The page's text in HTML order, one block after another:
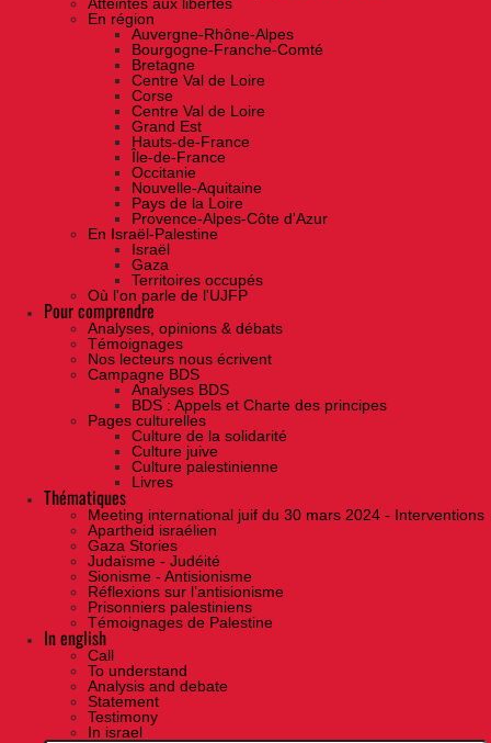
En région
Auvergne-Rhône-Alpes
Bourgogne-Franche-Comté
Bretagne
Centre Val de Loire
Corse
Centre Val de Loire
Grand Est
Hauts-de-France
Île-de-France
Occitanie
Nouvelle-Aquitaine
Pays de la Loire
Provence-Alpes-Côte d'Azur
En Israël-Palestine
Israël
Gaza
Territoires occupés
Où l'on parle de l'UJFP
Pour comprendre
Analyses, opinions & débats
Témoignages
Nos lecteurs nous écrivent
Campagne BDS
Analyses BDS
BDS : Appels et Charte des principes
Pages culturelles
Culture de la solidarité
Culture juive
Culture palestinienne
Livres
Thématiques
Meeting international juif du 30 mars 2024 - Interventions
Apartheid israélien
Gaza Stories
Judaïsme - Judéité
Sionisme - Antisionisme
Réflexions sur l’antisionisme
Prisonniers palestiniens
Témoignages de Palestine
In english
Call
To understand
Analysis and debate
Statement
Testimony
In israel